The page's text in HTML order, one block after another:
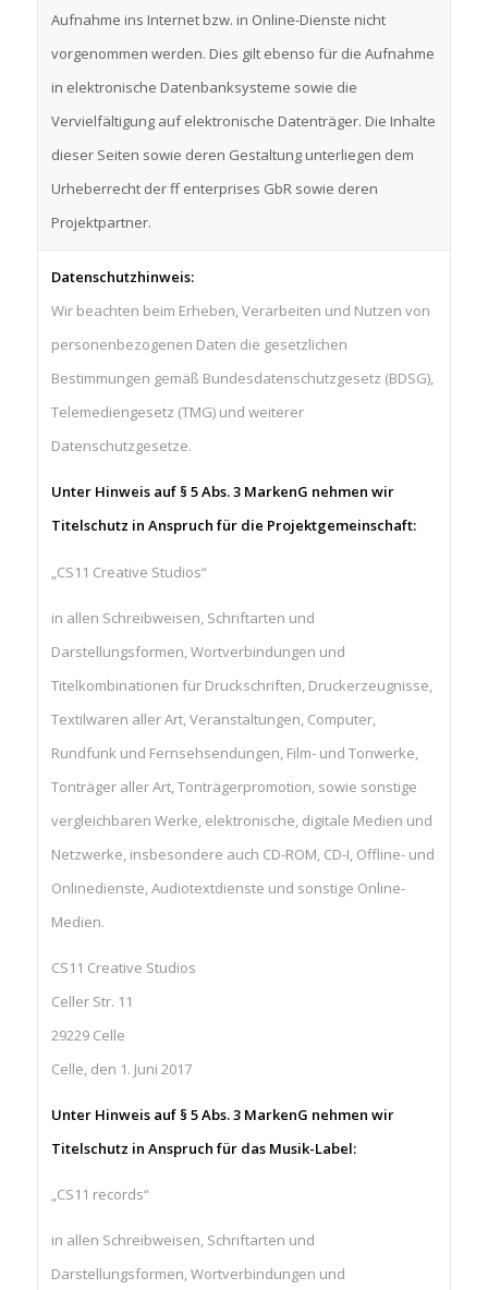
Aufnahme ins Internet bzw. in Online-Dienste nicht
vorgenommen werden. Dies gilt ebenso für die Aufnahme
in elektronische Datenbanksysteme sowie die
Vervielfältigung auf elektronische Datenträger. Die Inhalte
dieser Seiten sowie deren Gestaltung unterliegen dem
Urheberrecht der ff enterprises GbR sowie deren
Projektpartner.
Datenschutzhinweis:
Wir beachten beim Erheben, Verarbeiten und Nutzen von
personenbezogenen Daten die gesetzlichen
Bestimmungen gemäß Bundesdatenschutzgesetz (BDSG),
Telemediengesetz (TMG) und weiterer
Datenschutzgesetze.
Unter Hinweis auf § 5 Abs. 3 MarkenG nehmen wir
Titelschutz in Anspruch für die Projektgemeinschaft:
„CS11 Creative Studios“
in allen Schreibweisen, Schriftarten und
Darstellungsformen, Wortverbindungen und
Titelkombinationen für Druckschriften, Druckerzeugnisse,
Textilwaren aller Art, Veranstaltungen, Computer,
Rundfunk und Fernsehsendungen, Film- und Tonwerke,
Tonträger aller Art, Tonträgerpromotion, sowie sonstige
vergleichbaren Werke, elektronische, digitale Medien und
Netzwerke, insbesondere auch CD-ROM, CD-I, Offline- und
Onlinedienste, Audiotextdienste und sonstige Online-
Medien.
CS11 Creative Studios
Celler Str. 11
29229 Celle
Celle, den 1. Juni 2017
Unter Hinweis auf § 5 Abs. 3 MarkenG nehmen wir
Titelschutz in Anspruch für das Musik-Label:
„CS11 records“
in allen Schreibweisen, Schriftarten und
Darstellungsformen, Wortverbindungen und